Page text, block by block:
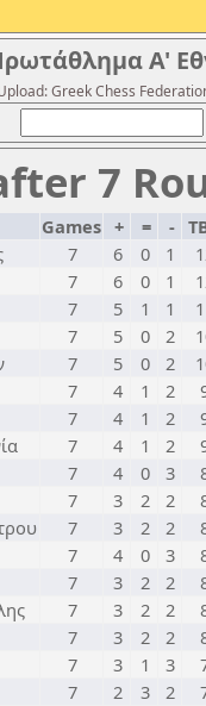
Α'
Greek Chess
7
Games + = -
7 6 0 1
7 6 0 1
7 5 1 1
7 5 0 2
7 5 0 2
7 4 1 2
7 4 1 2
7 4 1 2
7 4 0 3
7 3 2 2
7 3 2 2
7 4 0 3
7 3 2 2
7 3 2 2
7 3 2 2
7 3 1 3
7 2 3 2